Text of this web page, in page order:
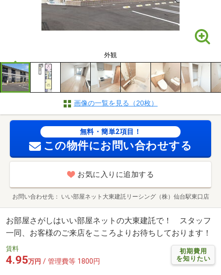
外観
画像の一覧を見る（20枚）
無料・簡単2項目！
この物件にお問い合わせする
お気に入りに追加する
お問い合わせ先 いい部屋ネット大東建託リーシング（株）仙台駅東口店
お部屋さがしはいい部屋ネットの大東建託で！ スタッフ
一同、お客様のご来店をこころよりお待ちしております！
初期費用
を知りたい
賃料
4.95万円 / 管理費等 1800円